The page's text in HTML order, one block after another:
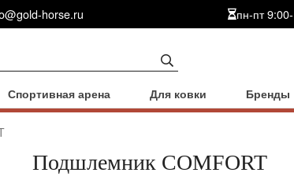
horse.ru пн-пт
Спортивная арена Для ковки Бренды
Подшлемник COMFORT